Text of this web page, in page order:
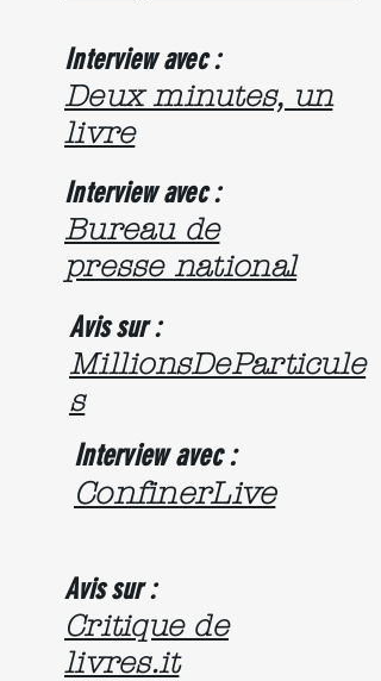
Interview avec :
Deux minutes, un
livre
Interview avec :
Bureau de
presse national
Avis sur :
MillionsDeParticule
s
Interview avec :
ConfinerLive
Avis sur :
Critique de
livres.it